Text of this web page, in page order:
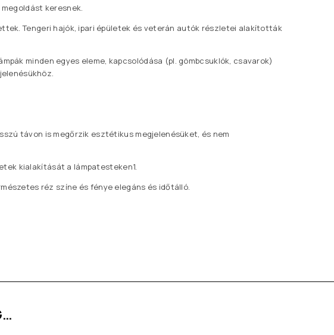
keresnek.
Tengeri hajók, ipari épületek és veterán autók részletei alakították
minden egyes eleme, kapcsolódása (pl. gömbcsuklók, csavarok)
távon is megőrzik esztétikus megjelenésüket, és nem
kialakítását a lámpatesteken1.
réz színe és fénye elegáns és időtálló.